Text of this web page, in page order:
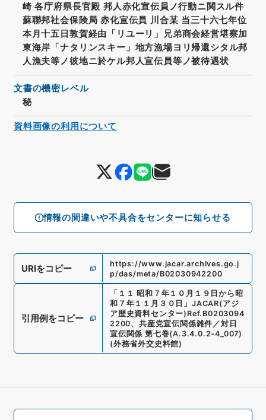
情報の間違いや不具合をセンターに知らせる
崎 各庁府県長官殿 邦人赤化宣伝員ノ行動ニ関スル件
蘇聯邦社会保険局 赤化宣伝員 川合某 当三十六七年位
本月十五日敦賀経由「リユーリ」兄弟商会経営堪察加
東海岸「ナタリンスキー」地方漁場ヨリ帰還シタル邦
人漁夫等ノ彼地ニ於ケル邦人宣伝員等ノ被待遇状
文書の機密レベル
秘
URIをコピー
https://www.jacar.archives.go.j
p/das/meta/B02030942200
引用例をコピー
「 １１ 昭和７年１０月１９日から昭
和７年１１月３０日 」 JACAR(アジ
ア歴史資料センター) Ref. B0203094
2200、 共産党宣伝関係雑件／対日
宣伝関係 第七巻(A.3.4.0.2-4_007)
(外務省外交史料館)
資料画像の利用について